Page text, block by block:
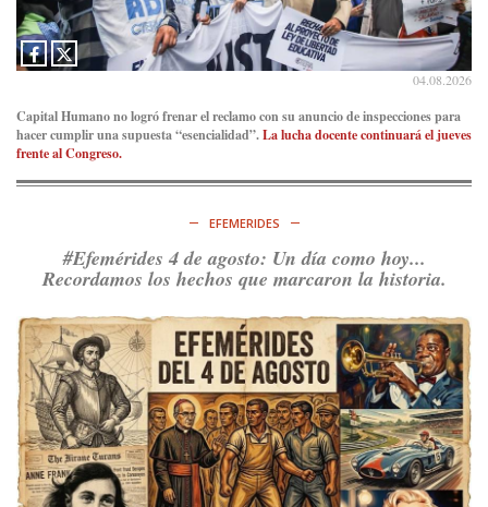
04.08.2026
Capital Humano no logró frenar el reclamo con su anuncio de inspecciones para
hacer cumplir una supuesta “esencialidad”.La lucha docente continuará el jueves
frente al Congreso.
EFEMERIDES
#Efemérides 4 de agosto: Un día como hoy...
Recordamos los hechos que marcaron la historia.